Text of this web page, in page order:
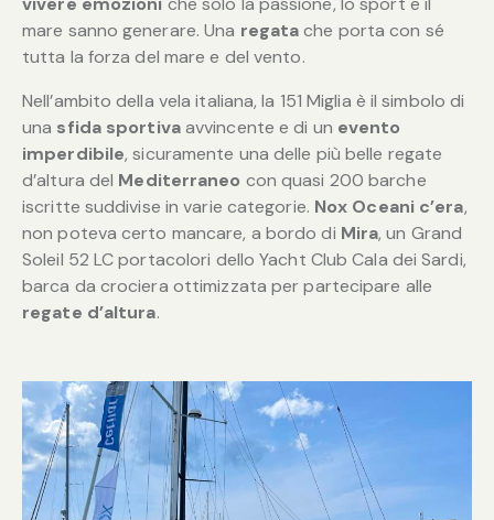
mare sanno generare. Una regatache porta con sé
tutta la forza del mare e del vento.
Nell’ambito della vela italiana, la 151 Miglia è il simbolo di
una sfida sportivaavvincente e di un evento
imperdibile, sicuramente una delle più belle regate
d’altura del Mediterraneo con quasi 200 barche
iscritte suddivise in varie categorie. Nox Oceani c’era,
non poteva certo mancare, a bordo di Mira, un Grand
Soleil 52 LC portacolori dello Yacht Club Cala dei Sardi,
barca da crociera ottimizzata per partecipare alle
regate d’altura.